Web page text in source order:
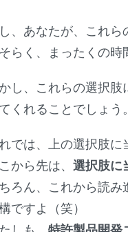
、あなたが、これら
らく、まったくの時
し、これらの選択肢
くれることでしょう
では、上の選択肢に
から先は、 選択肢に
ろん、これから読み
ですよ（笑）